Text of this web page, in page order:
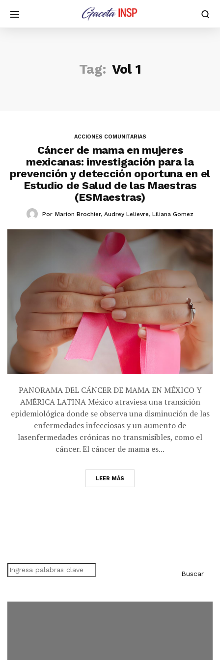
Tag: Vol 1
ACCIONES COMUNITARIAS
Cáncer de mama en mujeres
mexicanas: investigación para la
prevención y detección oportuna en el
Estudio de Salud de las Maestras
(ESMaestras)
Por Marion Brochier, Audrey Lelievre, Liliana Gomez
PANORAMA DEL CÁNCER DE MAMA EN MÉXICO Y
AMÉRICA LATINA México atraviesa una transición
epidemiológica donde se observa una disminución de las
enfermedades infecciosas y un aumento de
lasenfermedades crónicas no transmisibles, como el
cáncer. El cáncer de mama es...
LEER MÁS
Buscar
Buscar